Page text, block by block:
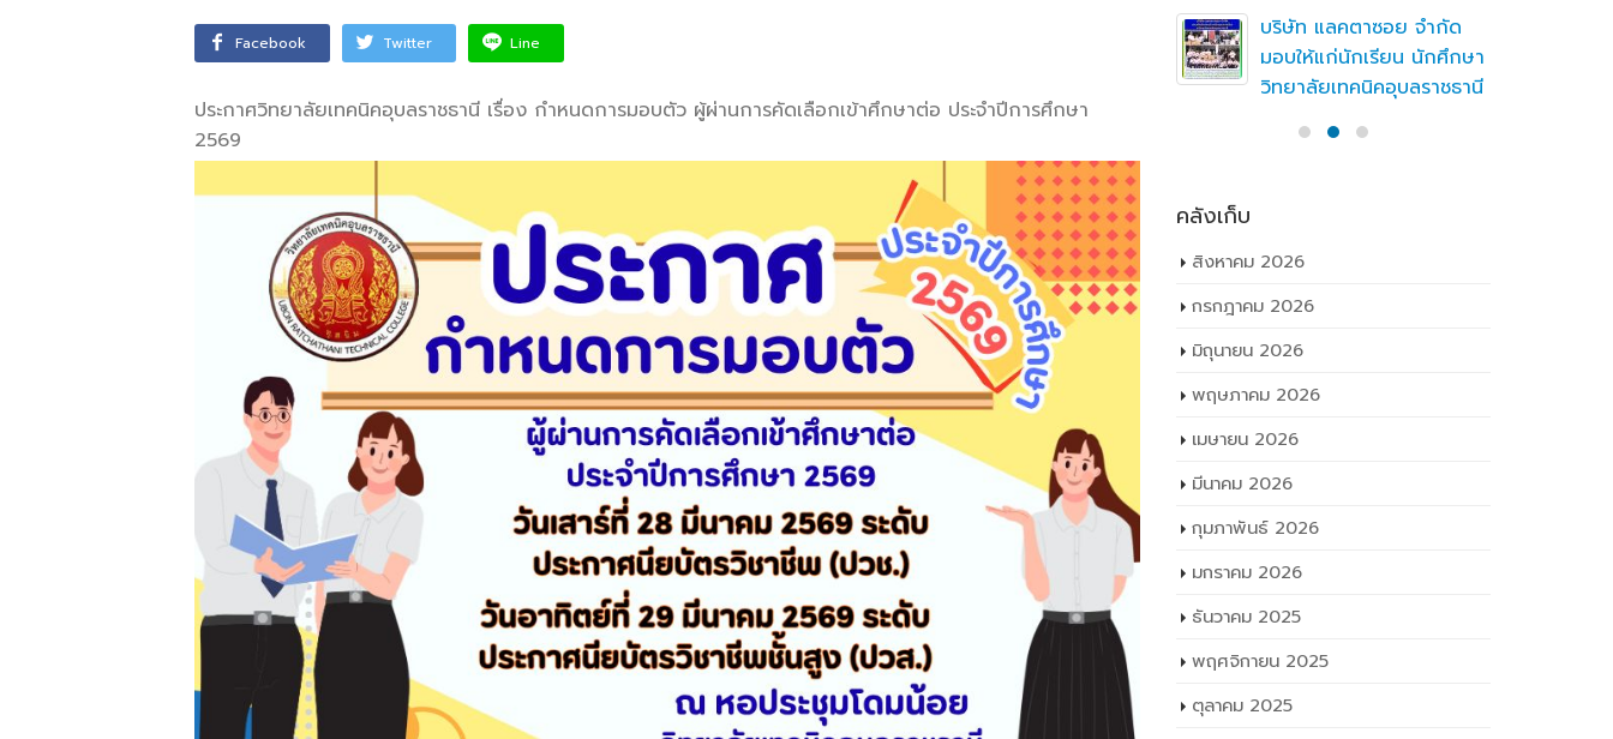
Facebook Twitter Line
ประกาศวิทยาลัยเทคนิคอุบลราชธานี เรื่อง กำหนดการมอบตัว ผู้ผ่านการคัดเลือกเข้าศึกษาต่อ ประจำปีการศึกษา
2569
บริษัท แลคตาซอย จำกัด
มอบให้แก่นักเรียน นักศึกษา
บริษัท แลคตาซอย จำกัด
มอบให้แก่นักเรียน นักศึกษา
วิทยาลัยเทคนิคอุบลราชธานี
คลังเก็บ
สิงหาคม 2026
กรกฎาคม 2026
มิถุนายน 2026
พฤษภาคม 2026
เมษายน 2026
มีนาคม 2026
กุมภาพันธ์ 2026
มกราคม 2026
ธันวาคม 2025
พฤศจิกายน 2025
ตุลาคม 2025